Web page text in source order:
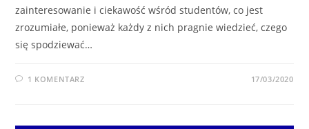
zainteresowanie i ciekawość wśród studentów, co jest
zrozumiałe, ponieważ każdy z nich pragnie wiedzieć, czego
się spodziewać…
1 KOMENTARZ 17/03/2020